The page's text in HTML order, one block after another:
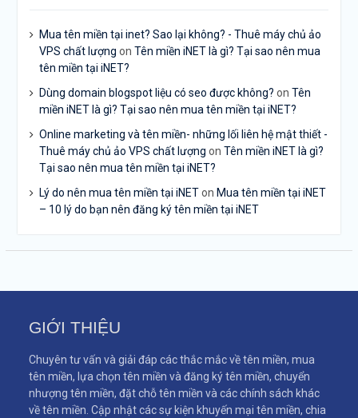
Mua tên miền tại inet? Sao lại không? - Thuê máy chủ ảo
VPS chất lượng on Tên miền iNET là gì? Tại sao nên mua
tên miền tại iNET?
Dùng domain blogspot liệu có seo được không? on Tên
miền iNET là gì? Tại sao nên mua tên miền tại iNET?
Online marketing và tên miền- những lối liên hệ mật thiết -
Thuê máy chủ ảo VPS chất lượng on Tên miền iNET là gì?
Tại sao nên mua tên miền tại iNET?
Lý do nên mua tên miền tại iNETon Mua tên miền tại iNET
– 10 lý do bạn nên đăng ký tên miền tại iNET
GIỚI THIỆU
Chuyên tư vấn và giải đáp các thắc mắc về tên miền, mua
tên miền, lựa chọn tên miền và đăng ký tên miền, chuyển
nhượng tên miền, đặt chỗ tên miền và các chính sách khác
về tên miền. Cập nhật các sự kiện khuyến mại tên miền, chia